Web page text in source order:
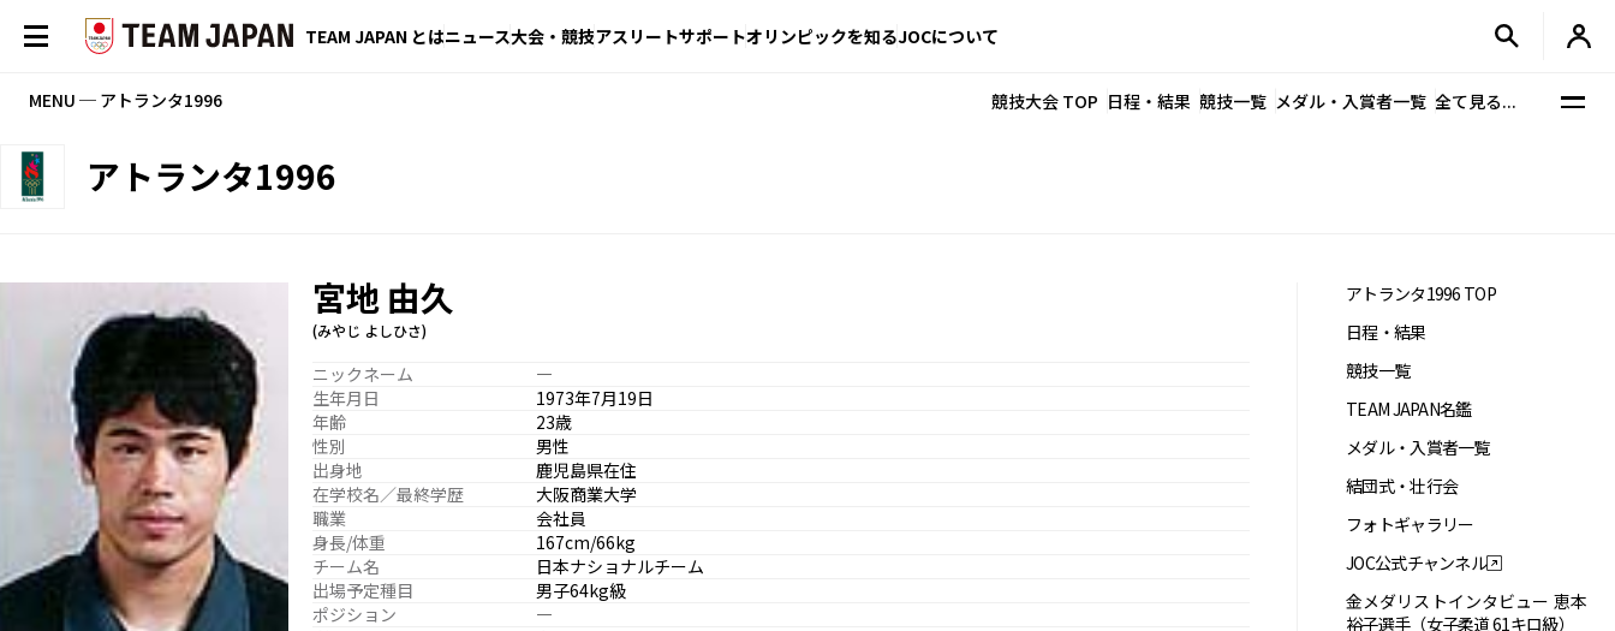
TEAM JAPAN とはニュース大会・競技アスリートサポートオリンピックを知るJOCについて
MENU ─ アトランタ1996 競技大会 TOP 日程・結果 競技一覧 メダル・入賞者一覧 全て見る...
アトランタ1996
宮地 由久
(みやじ よしひさ)
ニックネーム
―
生年月日
1973年7月19日
年齢
23歳
性別
男性
出身地
鹿児島県在住
在学校名／最終学歴
大阪商業大学
職業
会社員
身長/体重
167cm/66kg
チーム名
日本ナショナルチーム
出場予定種目
男子64kg級
ポジション
―
アトランタ1996 TOP
日程・結果
競技一覧
TEAM JAPAN名鑑
メダル・入賞者一覧
結団式・壮行会
フォトギャラリー
JOC公式チャンネル
金メダリストインタビュー 恵本
裕子選手（女子柔道 61キロ級）